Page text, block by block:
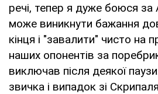
речі, тепер я дуже боюся за
може виникнути бажання
кінця і "завалити" чисто на
наших опонентів за
виключав після деякої
звичка і випадок зі